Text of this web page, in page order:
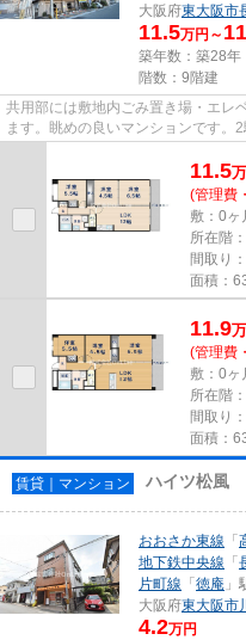
大阪府東大阪市
11.5万円～
築年数：築28年
階数：9階建
共用部には敷地内ごみ置き場・エレ
ます。眺めの良いマンションです。
す。自走式駐車場が併設されたマ...
11.5万
(管理費
敷：0ヶ
所在階
間取り
面積：
11.9万
(管理費
敷：0ヶ
所在階
間取り
面積：
賃貸｜マンション ハイツ松風
おおさか東線 「
地下鉄中央線 「
片町線 「徳庵 」
大阪府東大阪市
4.2万円